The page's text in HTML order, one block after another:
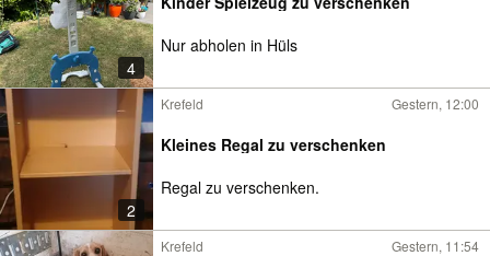
4
Nur abholen in Hüls
2
Krefeld Gestern, 12:00
Kleines Regal zu verschenken
Regal zu verschenken.
Krefeld Gestern, 11:54